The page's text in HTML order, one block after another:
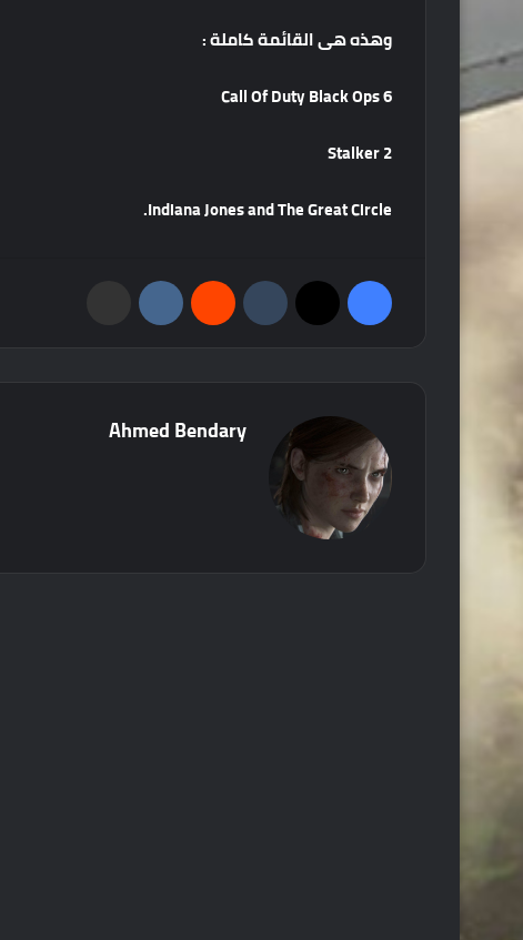
وهذههىالقائمةكاملة:
Call Of Duty Black Ops 6
Stalker 2
Indiana Jones and The Great Circle.
Ahmed Bendary